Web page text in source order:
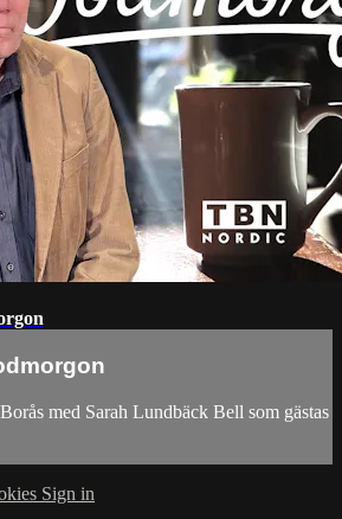
med Sarah Lundbäck Bell som gästas
Sign in